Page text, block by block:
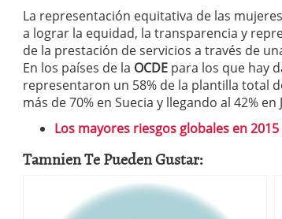
La representación equitativa de las
a lograr la equidad, la transparencia y
de la prestación de servicios a través de
En los países de la OCDE para los que hay
representaron un 58% de la plantilla total
más de 70% en Suecia y llegando al 42% en
Los mayores riesgos globales en 2015
Tamnien Te Pueden Gustar: